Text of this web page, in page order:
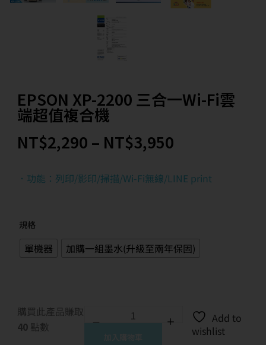
EPSON XP-2200 三合一Wi-Fi雲
端超值複合機
NT$2,290 – NT$3,950
．功能：列印/影印/掃描/Wi-Fi無線/LINE print
規格
單機器 加購一組墨水(升級至兩年保固)
購買此產品賺取
40 點數
Add to
wishlist